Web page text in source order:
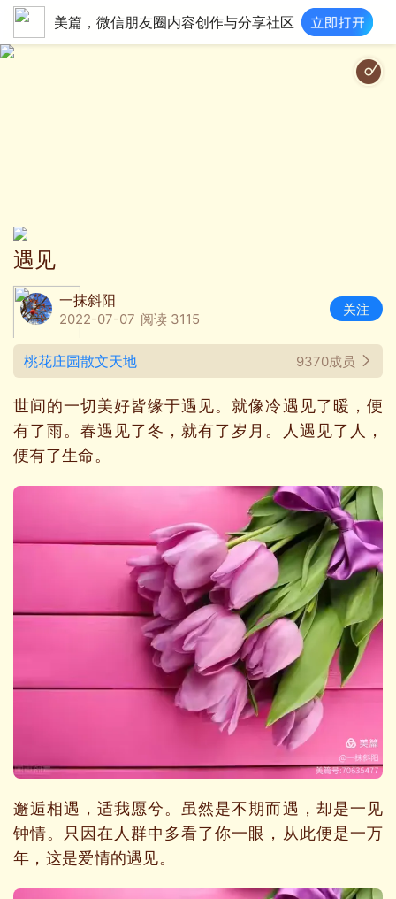
美篇，微信朋友圈内容创作与分享社区
遇见
一抹斜阳
2022-07-07 阅读 3115
关注
桃花庄园散文天地 9370成员
世间的一切美好皆缘于遇见。就像冷遇见了暖，便
有了雨。春遇见了冬，就有了岁月。人遇见了人，
便有了生命。
邂逅相遇，适我愿兮。虽然是不期而遇，却是一见
钟情。只因在人群中多看了你一眼，从此便是一万
年，这是爱情的遇见。